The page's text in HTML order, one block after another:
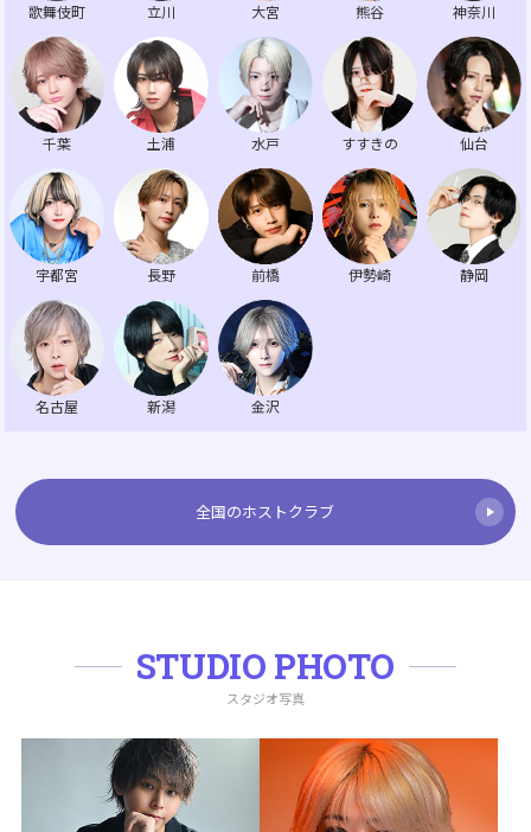
歌舞伎町 立川 大宮 熊谷 神奈川
千葉 土浦 水戸 すすきの 仙台
宇都宮 長野 前橋 伊勢崎 静岡
名古屋 新潟 金沢
全国のホストクラブ
東日本 西日本
東日本 西日本
STUDIO PHOTO
スタジオ写真